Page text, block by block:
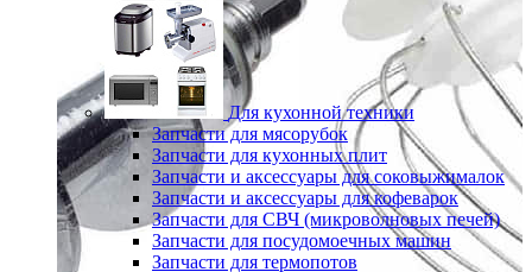
Для кухонной техники
Запчасти для мясорубок
Запчасти для кухонных плит
Запчасти и аксессуары для соковыжималок
Запчасти и аксессуары для кофеварок
Запчасти для СВЧ (микроволновых печей)
Запчасти для посудомоечных машин
Запчасти для термопотов